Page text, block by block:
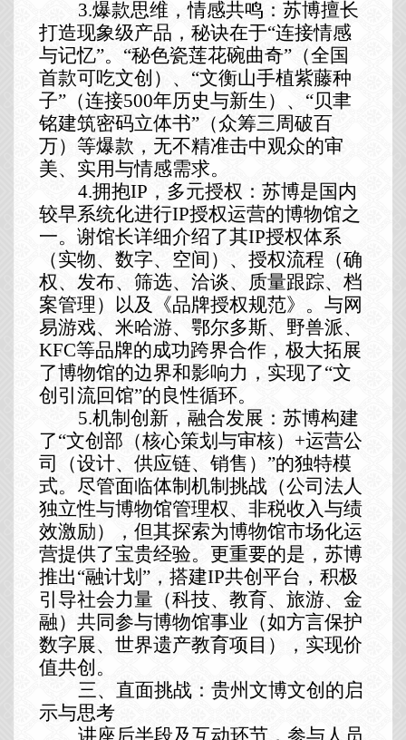
3.爆款思维，情感共鸣：苏博擅长
打造现象级产品，秘诀在于“连接情感
与记忆”。 “秘色瓷莲花碗曲奇”（全国
首款可吃文创）、“文衡山手植紫藤种
子”（连接500年历史与新生）、“贝聿
铭建筑密码立体书”（众筹三周破百
万）等爆款，无不精准击中观众的审
美、实用与情感需求。
4.拥抱IP，多元授权：苏博是国内
较早系统化进行IP授权运营的博物馆之
一。谢馆长详细介绍了其IP授权体系
（实物、数字、空间）、授权流程（确
权、发布、筛选、洽谈、质量跟踪、档
案管理）以及《品牌授权规范》。与网
易游戏、米哈游、鄂尔多斯、野兽派、
KFC等品牌的成功跨界合作，极大拓展
了博物馆的边界和影响力，实现了“文
创引流回馆”的良性循环。
5.机制创新，融合发展 ： 苏博构建
了“文创部（核心策划与审核）+运营公
司（设计、供应链、销售）”的独特模
式。尽管面临体制机制挑战（公司法人
独立性与博物馆管理权、非税收入与绩
效激励），但其探索为博物馆市场化运
营提供了宝贵经验。更重要的是，苏博
推出“融计划”，搭建IP共创平台，积极
引导社会力量（科技、教育、旅游、金
融）共同参与博物馆事业（如方言保护
数字展、世界遗产教育项目），实现价
值共创。
三、直面挑战：贵州文博文创的启
示与思考
讲座后半段及互动环节， 参与人员